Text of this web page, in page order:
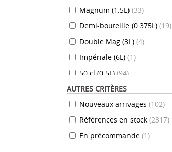
1996
1995
1993
1992
1991
1990
1989
1987
1986
1984
1983
1981
1980
1978
1977
1976
1975
1974
1973
1972
1971
Magnum (1.5L) (33)
Demi-bouteille (0.375L) (19)
Double Mag (3L) (4)
Impériale (6L) (1)
50 cl (0.5L) (94)
35 cl (0.35L) (7
70 cl (0.7L) (824)
10 cl (0.1L) 7)
20 cl (0.2L) (12)
AUTRES CRITÈRES
Nouveaux arrivages (102)
Références en stock (2317)
En précommande (1)